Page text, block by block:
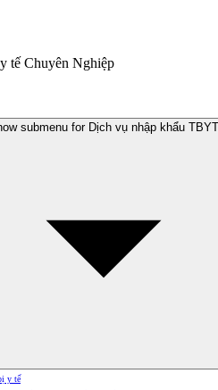
tế Chuyên Nghiệp
submenu for Dịch vụ nhập khẩu TBYT
y tế